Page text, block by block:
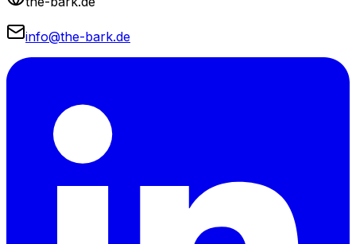
info@the-bark.de